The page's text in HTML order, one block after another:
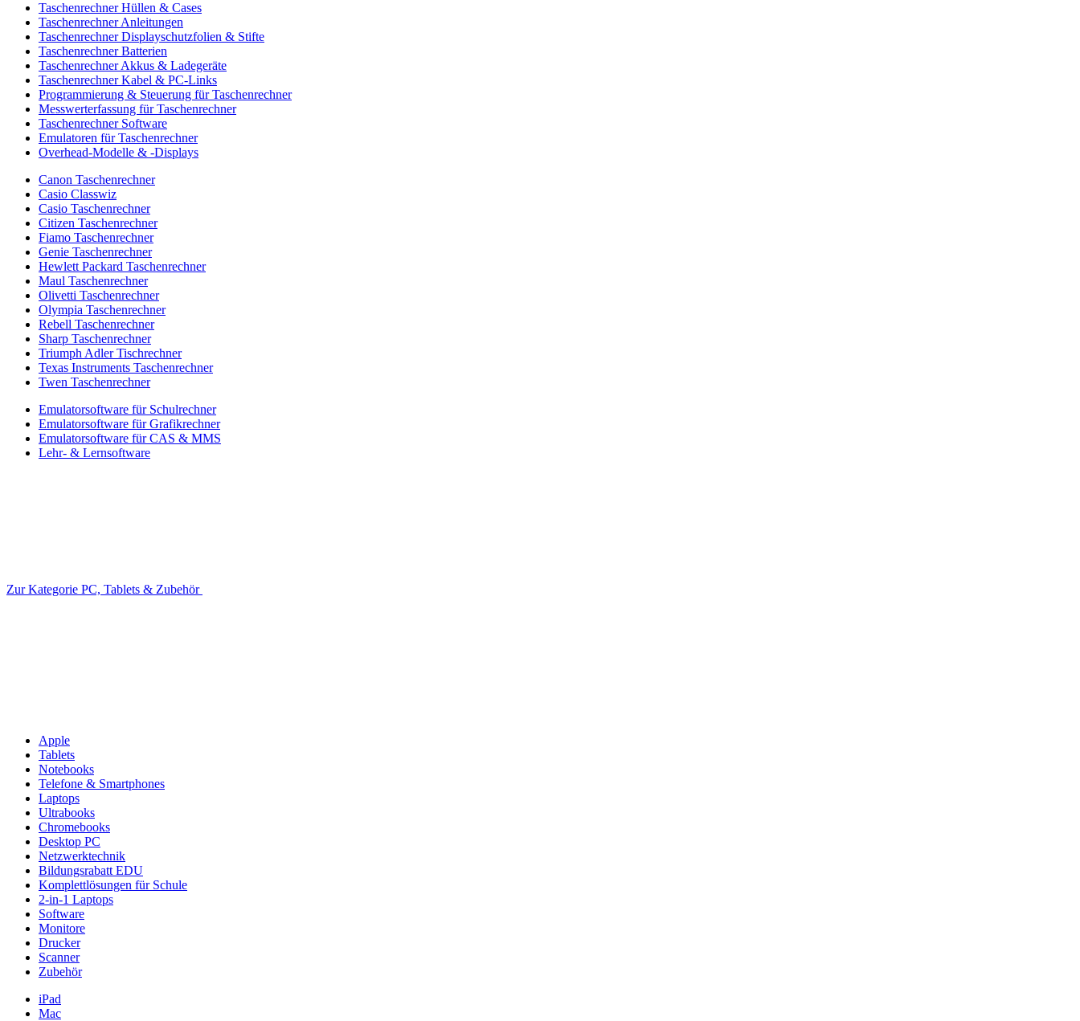
Taschenrechner Hüllen & Cases
Taschenrechner Anleitungen
Taschenrechner Displayschutzfolien & Stifte
Taschenrechner Batterien
Taschenrechner Akkus & Ladegeräte
Taschenrechner Kabel & PC-Links
Programmierung & Steuerung für Taschenrechner
Messwerterfassung für Taschenrechner
Taschenrechner Software
Emulatoren für Taschenrechner
Overhead-Modelle & -Displays
Canon Taschenrechner
Casio Classwiz
Casio Taschenrechner
Citizen Taschenrechner
Fiamo Taschenrechner
Genie Taschenrechner
Hewlett Packard Taschenrechner
Maul Taschenrechner
Olivetti Taschenrechner
Olympia Taschenrechner
Rebell Taschenrechner
Sharp Taschenrechner
Triumph Adler Tischrechner
Texas Instruments Taschenrechner
Twen Taschenrechner
Emulatorsoftware für Schulrechner
Emulatorsoftware für Grafikrechner
Emulatorsoftware für CAS & MMS
Lehr- & Lernsoftware
Zur Kategorie PC, Tablets & Zubehör
Apple
Tablets
Notebooks
Telefone & Smartphones
Laptops
Ultrabooks
Chromebooks
Desktop PC
Netzwerktechnik
Bildungsrabatt EDU
Komplettlösungen für Schule
2-in-1 Laptops
Software
Monitore
Drucker
Scanner
Zubehör
iPad
Mac